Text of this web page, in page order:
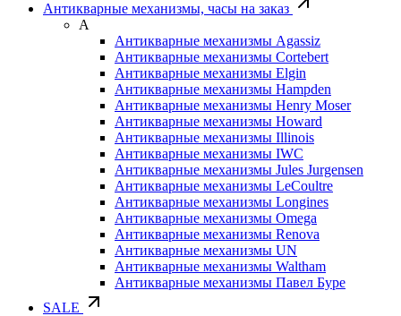
Антикварные механизмы, часы на заказ
А
Антикварные механизмы Agassiz
Антикварные механизмы Cortebert
Антикварные механизмы Elgin
Антикварные механизмы Hampden
Антикварные механизмы Henry Moser
Антикварные механизмы Howard
Антикварные механизмы Illinois
Антикварные механизмы IWC
Антикварные механизмы Jules Jurgensen
Антикварные механизмы LeCoultre
Антикварные механизмы Longines
Антикварные механизмы Omega
Антикварные механизмы Renova
Антикварные механизмы UN
Антикварные механизмы Waltham
Антикварные механизмы Павел Буре
SALE